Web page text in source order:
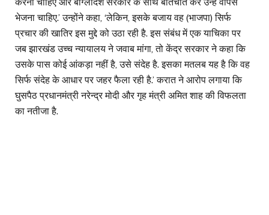
भेजना चाहिए.’ उन्होंने कहा, ‘लेकिन, इसके बजाय वह (भाजपा) सिर्फ
प्रचार की खातिर इस मुद्दे को उठा रही है. इस संबंध में एक याचिका पर
जब झारखंड उच्च न्यायालय ने जवाब मांगा, तो केंद्र सरकार ने कहा कि
उसके पास कोई आंकड़ा नहीं है, उसे संदेह है. इसका मतलब यह है कि वह
सिर्फ संदेह के आधार पर जहर फैला रही है.’ करात ने आरोप लगाया कि
घुसपैठ प्रधानमंत्री नरेन्द्र मोदी और गृह मंत्री अमित शाह की विफलता
का नतीजा है.